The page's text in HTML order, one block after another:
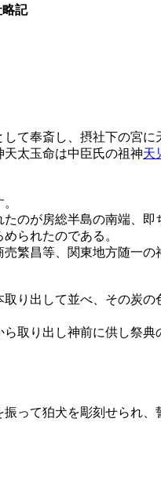
記
て奉斎し、摂社下の宮に
太玉命は中臣氏の祖神天
のが房総半島の南端、
られたのである。
繁昌等、関東地方随一の
り出して並べ、その炭
取り出し神前に供し祭
って狛犬を彫刻せられ、